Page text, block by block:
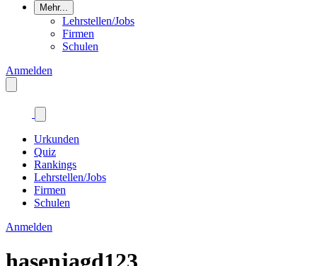
Mehr...
Lehrstellen/Jobs
Firmen
Schulen
Anmelden
Urkunden
Quiz
Rankings
Lehrstellen/Jobs
Firmen
Schulen
Anmelden